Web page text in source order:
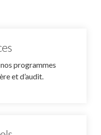
programmes
et d’audit.